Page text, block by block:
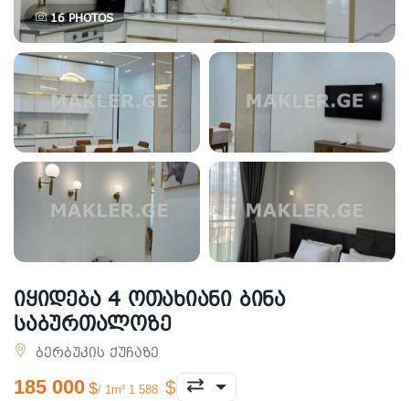
16PHOTOS
იყიდება 4 ოთახიანი ბინა
საბურთალოზე
ბერბუკის ქუჩაზე
185 000 / 1m² 1 588